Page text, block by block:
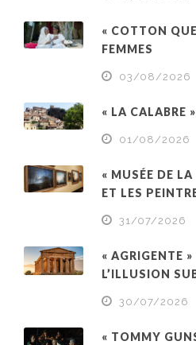
« COTTON
FEMMES
03/08/2026
« LA CALABRE
01/08/2026
« MUSÉE DE
ET LES
31/07/2026
« AGRIGENTE
L’ILLUSION
30/07/2026
« TOMMY